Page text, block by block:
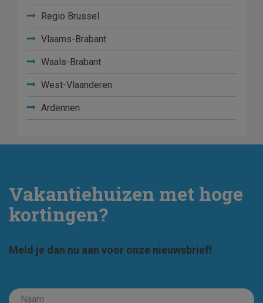
Regio Brussel
Vlaams-Brabant
Waals-Brabant
West-Vlaanderen
Ardennen
Vakantiehuizen met hoge
kortingen?
Meld je dan nu aan voor onze nieuwsbrief!